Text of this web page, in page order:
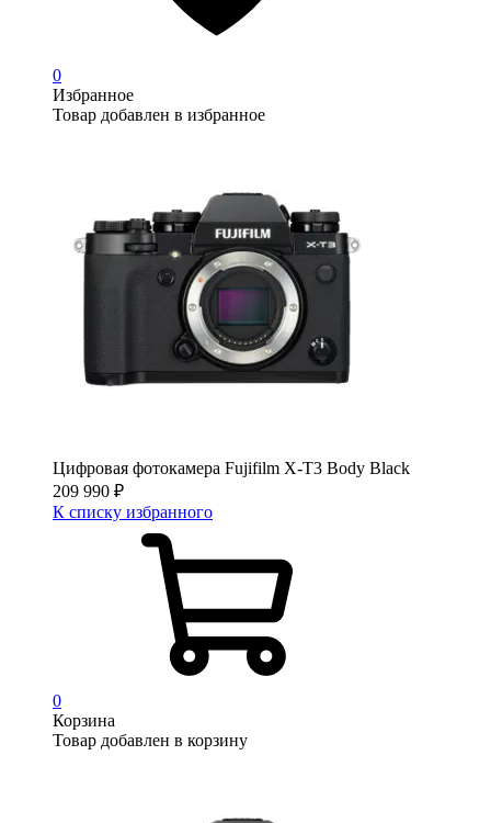
0
Избранное
Товар добавлен в избранное
Цифровая фотокамера Fujifilm X-T3 Body Black
209 990 ₽
К списку избранного
0
Корзина
Товар добавлен в корзину